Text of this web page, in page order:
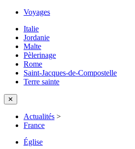
Voyages
Italie
Jordanie
Malte
Pèlerinage
Rome
Saint-Jacques-de-Compostelle
Terre sainte
✕
Actualités >
France
Église